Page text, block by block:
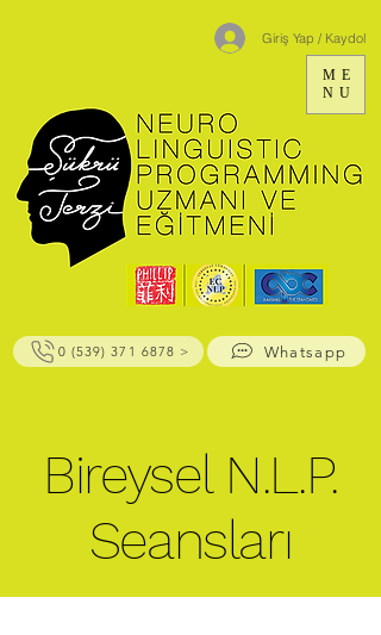
Giriş Yap / Kaydol
ME
NU
0 (539) 371 6878 > Whatsapp
Bireysel N.L.P.
Seansları